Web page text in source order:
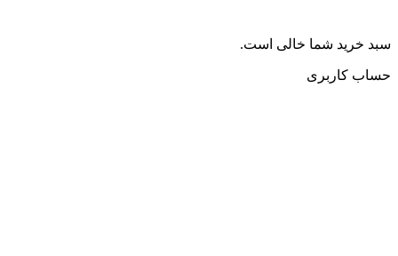
سبد خرید شما خالی است.
حساب کاربری